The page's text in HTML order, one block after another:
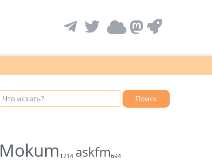
Поиск
Mokum 1214 askfm694